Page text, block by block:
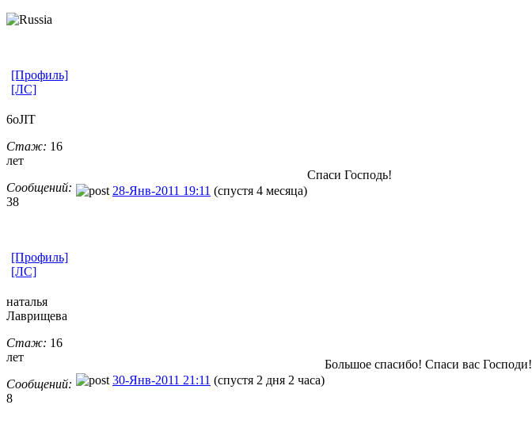
[Профиль]
[ЛС]
6oJIT
Стаж: 16
лет
Сообщений:
38
28-Янв-2011 19:11 (спустя 4 месяца)
Спаси Господь!
[Профиль]
[ЛС]
наталья
Лаврищева
Стаж: 16
лет
Сообщений:
8
30-Янв-2011 21:11 (спустя 2 дня 2 часа)
Большое спасибо! Спаси вас Господи!